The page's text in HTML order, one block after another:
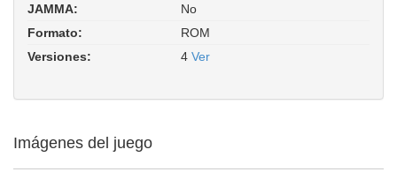
JAMMA:
No
Formato:
ROM
Versiones:
4 Ver
Imágenes del juego